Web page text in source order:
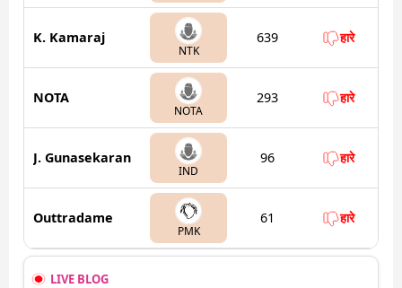
K. Kamaraj
NTK
639 हारे
NOTA
NOTA
293 हारे
J. Gunasekaran
IND
96 हारे
Outtradame
PMK
61 हारे
LIVE BLOG